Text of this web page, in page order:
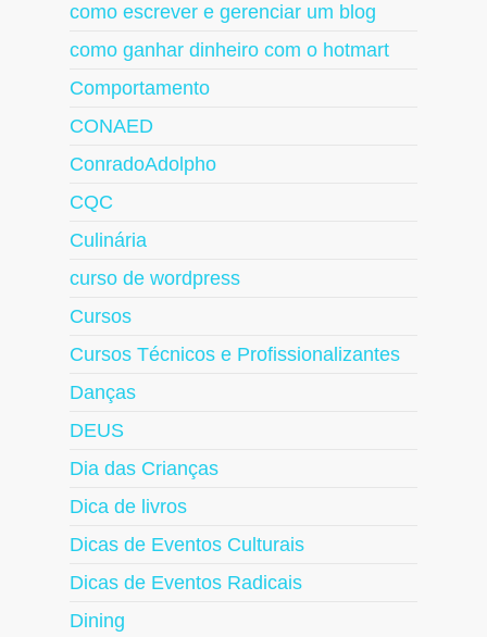
como escrever e gerenciar um blog
como ganhar dinheiro com o hotmart
Comportamento
CONAED
ConradoAdolpho
CQC
Culinária
curso de wordpress
Cursos
Cursos Técnicos e Profissionalizantes
Danças
DEUS
Dia das Crianças
Dica de livros
Dicas de Eventos Culturais
Dicas de Eventos Radicais
Dining